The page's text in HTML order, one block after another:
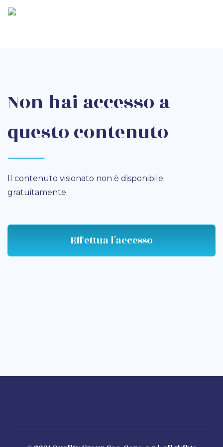
Non hai accesso a
questo contenuto
Il contenuto visionato non è disponibile
gratuitamente.
Effettua l'accesso